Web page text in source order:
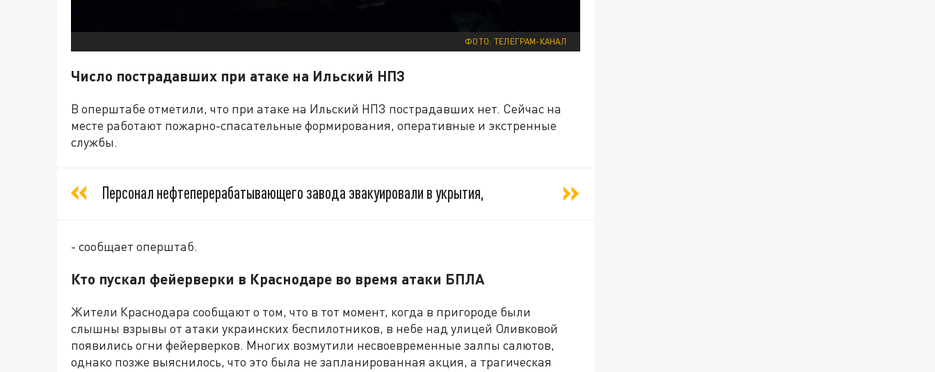
ФОТО: ТЕЛЕГРАМ-КАНАЛ
Число пострадавших при атаке на Ильский НПЗ
В оперштабе отметили, что при атаке на Ильский НПЗ пострадавших нет. Сейчас на
месте работают пожарно-спасательные формирования, оперативные и экстренные
службы.
Персонал нефтеперерабатывающего завода эвакуировали в укрытия,
- сообщает оперштаб.
Кто пускал фейерверки в Краснодаре во время атаки БПЛА
Жители Краснодара сообщают о том, что в тот момент, когда в пригороде были
слышны взрывы от атаки украинских беспилотников, в небе над улицей Оливковой
появились огни фейерверков. Многих возмутили несвоевременные залпы салютов,
однако позже выяснилось, что это была не запланированная акция, а трагическая